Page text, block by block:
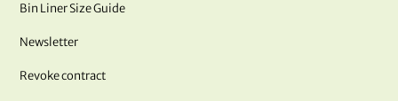
Bin Liner Size Guide
Newsletter
Revoke contract